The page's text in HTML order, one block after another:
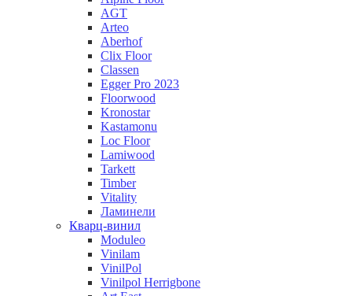
AGT
Arteo
Aberhof
Clix Floor
Classen
Egger Pro 2023
Floorwood
Kronostar
Kastamonu
Loc Floor
Lamiwood
Tarkett
Timber
Vitality
Ламинели
Кварц-винил
Moduleo
Vinilam
VinilPol
Vinilpol Herrigbone